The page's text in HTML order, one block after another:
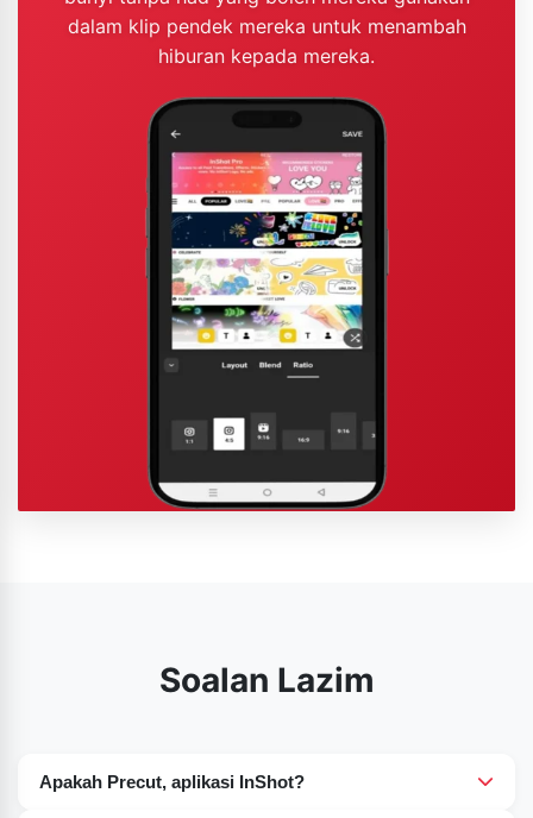
dalam klip pendek mereka untuk menambah
hiburan kepada mereka.
Soalan Lazim
Apakah Precut, aplikasi InShot?